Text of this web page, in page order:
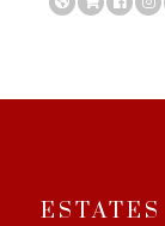
ESTATES